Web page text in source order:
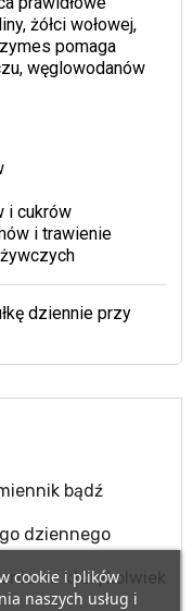
żółci wołowej,
pomaga
węglowodanów
i cukrów
i trawienie
dziennie przy
bądź
dziennego
na którykolwiek
cookie i plików
naszych usług i